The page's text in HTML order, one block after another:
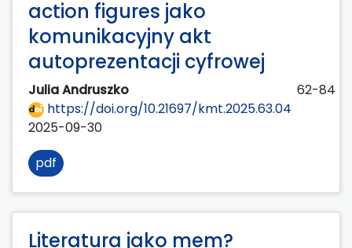
action figures jako
komunikacyjny akt
autoprezentacji cyfrowej
Julia Andruszko
62-84
https://doi.org/10.21697/kmt.2025.63.04
2025-09-30
pdf
Literatura jako mem?